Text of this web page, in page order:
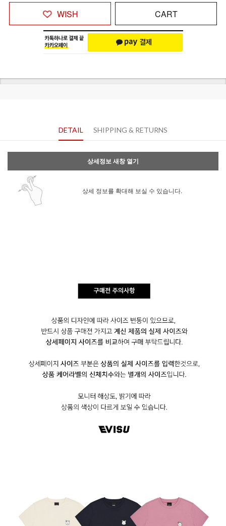
WISH CART
DETAIL SHIPPING & RETURNS
상세정보 새창 열기
상세 정보를 확대해 보실 수 있습니다.